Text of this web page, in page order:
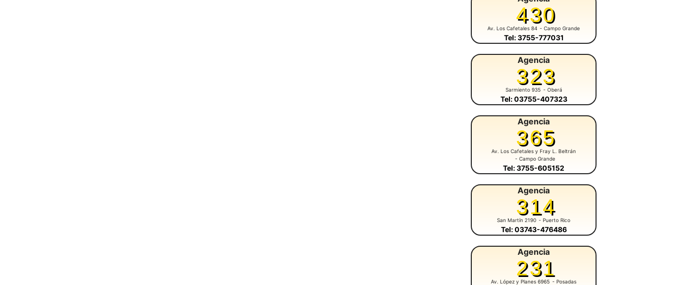
430
Av. Los Cafetales 84 - Campo Grande
Tel: 3755-777031
Agencia
323
Sarmiento 935 - Oberá
Tel: 03755-407323
Agencia
365
Av. Los Cafetales y Fray L. Beltrán
- Campo Grande
Tel: 3755-605152
Agencia
314
San Martín 2190 - Puerto Rico
Tel: 03743-476486
Agencia
231
Av. López y Planes 6965 - Posadas